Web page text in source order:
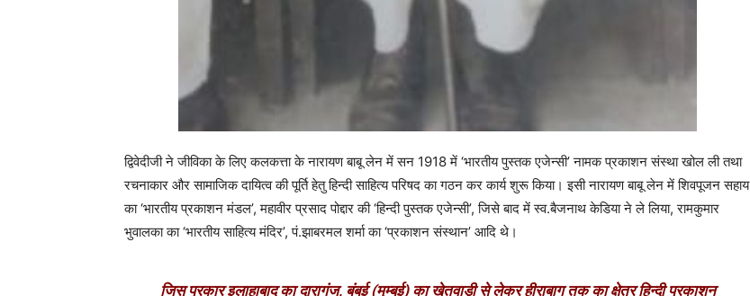
द्विवेदीजी ने जीविका के लिए कलकत्ता के नारायण बाबू लेन में सन 1918 में ‘भारतीय पुस्तक एजेन्सी’ नामक प्रकाशन संस्था खोल ली तथा
रचनाकार और सामाजिक दायित्व की पूर्ति हेतु हिन्दी साहित्य परिषद का गठन कर कार्य शुरू किया। इसी नारायण बाबू लेन में शिवपूजन सहाय
का ‘भारतीय प्रकाशन मंडल’, महावीर प्रसाद पोद्दार की ‘हिन्दी पुस्तक एजेन्सी’, जिसे बाद में स्व.बैजनाथ केडिया ने ले लिया, रामकुमार
भुवालका का ‘भारतीय साहित्य मंदिर’, पं.झाबरमल शर्मा का ‘प्रकाशन संस्थान’ आदि थे।
जिस प्रकार इलाहाबाद का दारागंज, बंबई (मुम्बई) का खेतवाड़ी से लेकर हीराबाग तक का क्षेत्र हिन्दी प्रकाशन